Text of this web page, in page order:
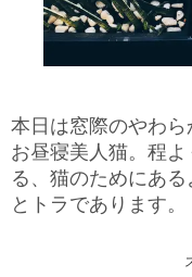
本日は窓際のやわ
お昼寝美人猫。程
る、猫のためにあ
とトラであります。